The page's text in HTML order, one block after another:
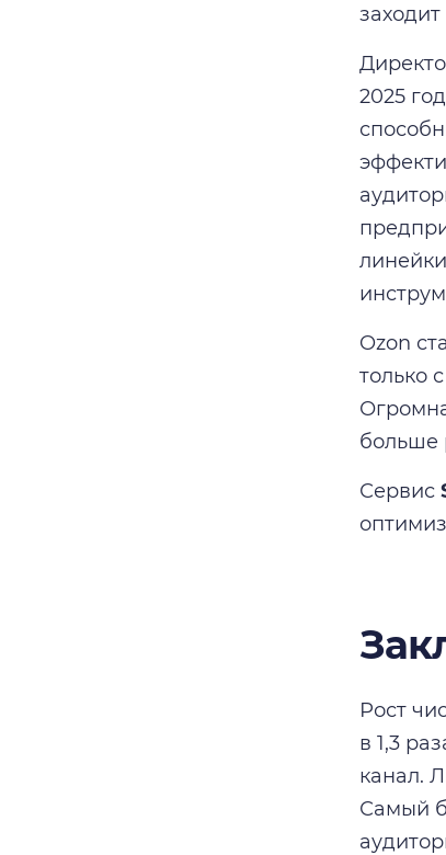
2025
Ozon
только
больше
Сервис
Рост
в 1,3
канал.
Самый